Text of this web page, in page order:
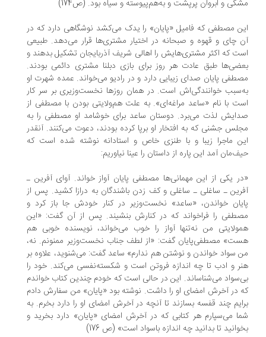
و ابروان پرپشت و به‌هم‌پیوسته و سیاه بود. (ص174)
مصطفی که فامیل «پایان» را یدک می‌کشد نوشگاهی دارد که در
چای و قهوه و صبحانه در اختیار مشتری‌ها قرار می‌دهد. طبیعی
که اکثر مشتری‌هایش را اهالی شریف آذربایجان تشکیل بدهند و
طبق عادت هر روز برای بازی دبلنا مشتری دائمی بودند.
پایان صدای زیبایی دارد و در رادیو می‌خواند. عمده شهرت او
خوانندگی‌اش است. در همان روزها نخست‌وزیری بر سر کار
با نام «ساعد مراغه‌ای». به علت هم‌ولایتی بودن با مصطفی از
لذت می‌برد. دوستان ساعد برای خوشامد او مصطفی را به
جشنی که به افتخار او برپا کرده بودند، دعوت می‌کنند. آنقدر
ماجرا زیبا و با طنزی خاص و استادانه نوشته شده است که
آمد این پاره از داستان را عینا نیاوریم:
یکی از این مهمانی‌ها مصطفی پایان آواز خواند. آوای آفرین ـ
ـ ساغلی ـ ساغلی و کف زدن باشندگان به درازا کشید. پس از
خواندن، «ساعد» نخست‌وزیر در کنار خودش جا باز کرد و
را فراخواند که در کنارش بنشیند. پس از آن گفت: «این
من نه‌تنها آواز را خوب می‌خواند، نویسنده خوبی هم
مصطفی‌پایان گفت: «از لطف جناب نخست‌وزیر ممنونم. نه،
سواد خواندن و نوشتن هم ندارم» ساعد گفت: می‌شنوید، علاوه بر
و ادب تا چه اندازه فروتن است و شکسته‌نفسی می‌کند. خود را
می‌شناساند. این در حالی است که خودم چندین کتاب خواندم
در آخرش امضای او را داشت. نوشته بود «پایان» من سفارش دادم
چند قفسه بسازند تا آنچه در آخرش امضای او را دارد بخرم. به
می‌سپارم هر کتابی که در آخرش امضای «پایان» دارد بخرید و
تا بدانید چه اندازه باسواد است» (ص 176)